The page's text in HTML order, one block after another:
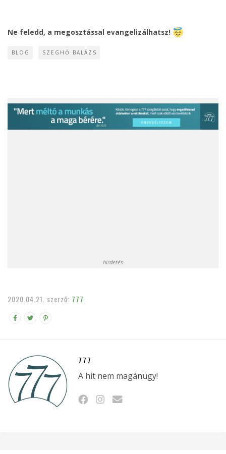
Ne feledd, a megosztással evangelizálhatsz!
BLOG SZEGHŐ BALÁZS
hirdetés
2020.04.21. szerző: 777
777
A hit nem magánügy!